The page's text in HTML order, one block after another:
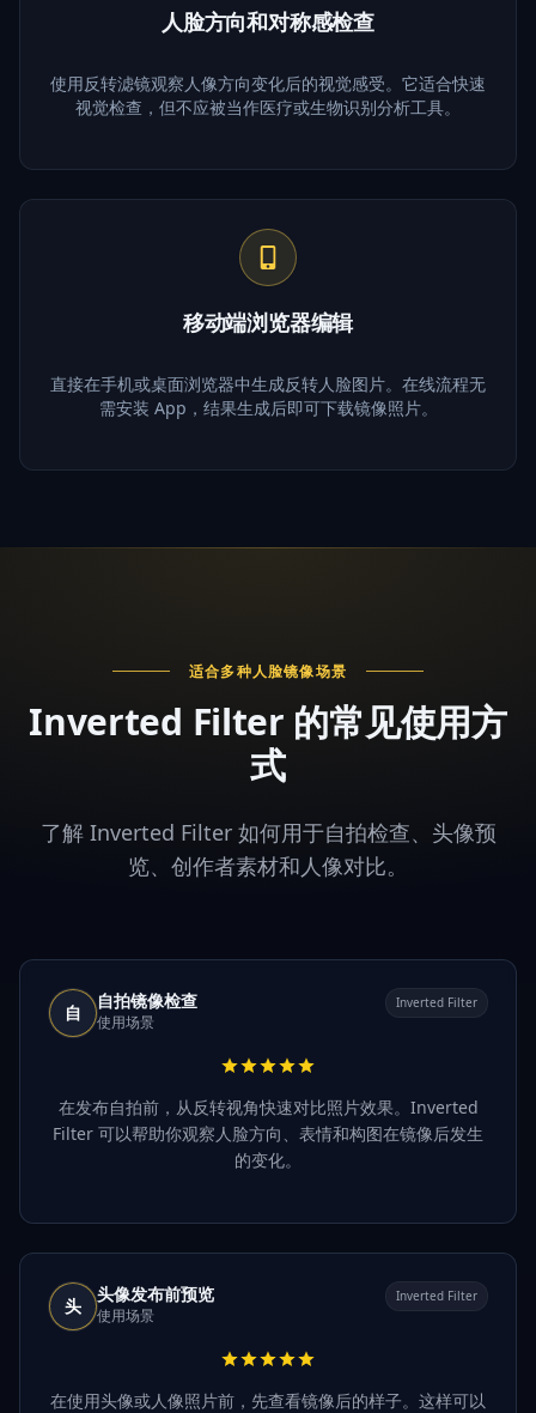
人脸方向和对称感检查
使用反转滤镜观察人像方向变化后的视觉感受。它适合快速
视觉检查，但不应被当作医疗或生物识别分析工具。
移动端浏览器编辑
直接在手机或桌面浏览器中生成反转人脸图片。在线流程无
需安装 App，结果生成后即可下载镜像照片。
适合多种人脸镜像场景
Inverted Filter 的常见使用方
式
了解 Inverted Filter 如何用于自拍检查、头像预
览、创作者素材和人像对比。
自
自拍镜像检查
使用场景
Inverted Filter
在发布自拍前，从反转视角快速对比照片效果。Inverted
Filter 可以帮助你观察人脸方向、表情和构图在镜像后发生
的变化。
头
头像发布前预览
使用场景
Inverted Filter
在使用头像或人像照片前，先查看镜像后的样子。这样可以